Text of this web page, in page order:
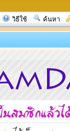
วิธีใช้ ค้นหา